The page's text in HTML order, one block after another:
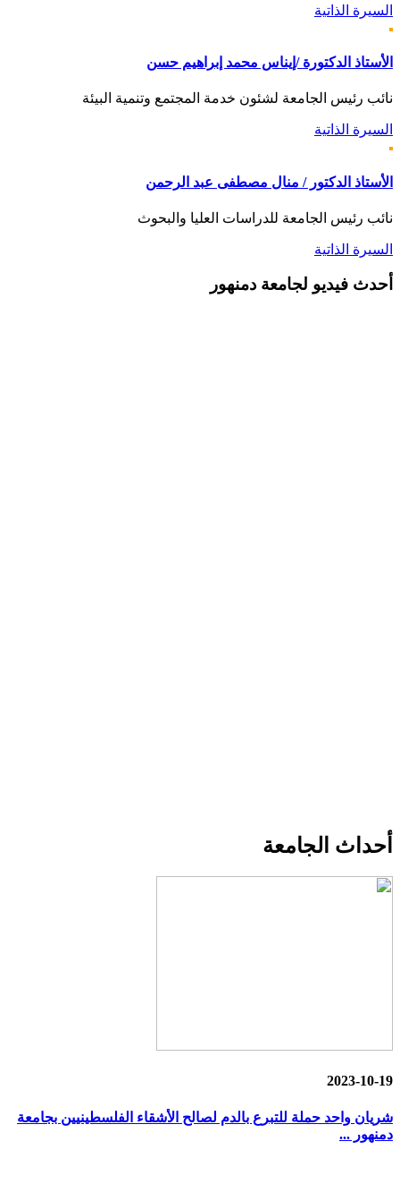
السيرة الذاتية
الأستاذ الدكتورة /إيناس محمد إبراهيم حسن
نائب رئيس الجامعة لشئون خدمة المجتمع وتنمية البيئة
السيرة الذاتية
الأستاذ الدكتور / منال مصطفى عبد الرحمن
نائب رئيس الجامعة للدراسات العليا والبحوث
السيرة الذاتية
أحدث فيديو لجامعة دمنهور
أحداث الجامعة
2023-10-19
شريان واحد حملة للتبرع بالدم لصالح الأشقاء الفلسطينيين بجامعة
دمنهور ...